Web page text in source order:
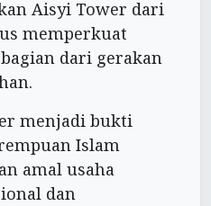
Aisyi Tower dari
memperkuat
dari gerakan
menjadi bukti
Islam
amal usaha
dan